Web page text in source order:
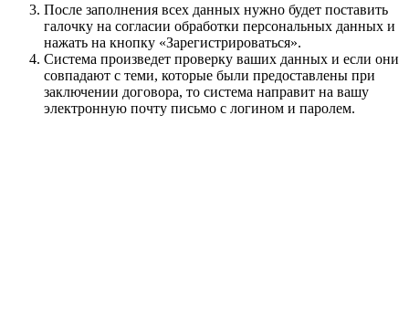
После заполнения всех данных нужно будет поставить
галочку на согласии обработки персональных данных и
нажать на кнопку «Зарегистрироваться».
Система произведет проверку ваших данных и если они
совпадают с теми, которые были предоставлены при
заключении договора, то система направит на вашу
электронную почту письмо с логином и паролем.